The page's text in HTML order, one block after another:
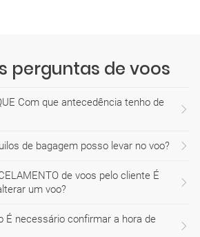
perguntas de voos
Com que antecedência tenho de
de bagagem posso levar no voo?
de voos pelo cliente É
um voo?
É necessário confirmar a hora de